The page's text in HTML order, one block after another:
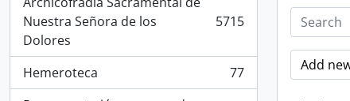
Nuestra Señora de los
Dolores
, 5715 results 5715
Hemeroteca
, 77 results
77
Add